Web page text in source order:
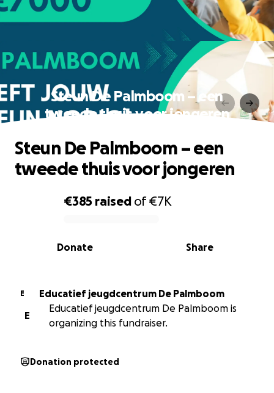
Steun De Palmboom – een
tweede thuis voor jongeren
0% complete
€385 raised of€7K
Share
Donate
Steun De Palmboom – een
tweede thuis voor jongeren
E
Educatief jeugdcentrum De Palmboom
E
Educatief jeugdcentrum De Palmboom is
organizing this fundraiser.
Donation protected